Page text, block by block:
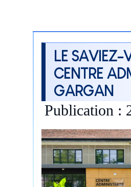
LE SAVIEZ-
CENTRE
GARGAN
Publication :